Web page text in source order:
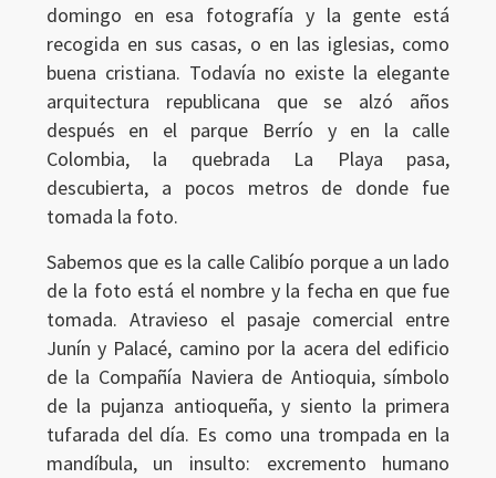
domingo en esa fotografía y la gente está
recogida en sus casas, o en las iglesias, como
buena cristiana. Todavía no existe la elegante
arquitectura republicana que se alzó años
después en el parque Berrío y en la calle
Colombia, la quebrada La Playa pasa,
descubierta, a pocos metros de donde fue
tomada la foto.
Sabemos que es la calle Calibío porque a un lado
de la foto está el nombre y la fecha en que fue
tomada. Atravieso el pasaje comercial entre
Junín y Palacé, camino por la acera del edificio
de la Compañía Naviera de Antioquia, símbolo
de la pujanza antioqueña, y siento la primera
tufarada del día. Es como una trompada en la
mandíbula, un insulto: excremento humano
Ingresar